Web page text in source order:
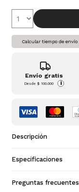
Calcular tiempo de envío
Envío gratis
Desde$ 100.000 i
Descripción
Especificaciones
Preguntas frecuentes